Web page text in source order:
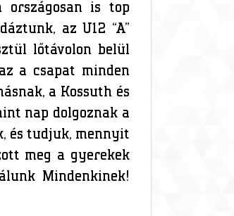
országosan is top
az U12 “A”
lőtávolon belül
a csapat minden
a Kossuth és
nap dolgoznak a
és tudjuk, mennyit
meg a gyerekek
Mindenkinek!